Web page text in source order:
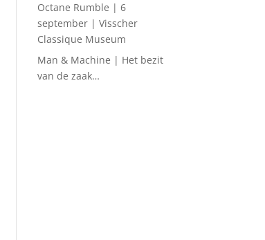
Octane Rumble | 6
september | Visscher
Classique Museum
Man & Machine | Het bezit
van de zaak…